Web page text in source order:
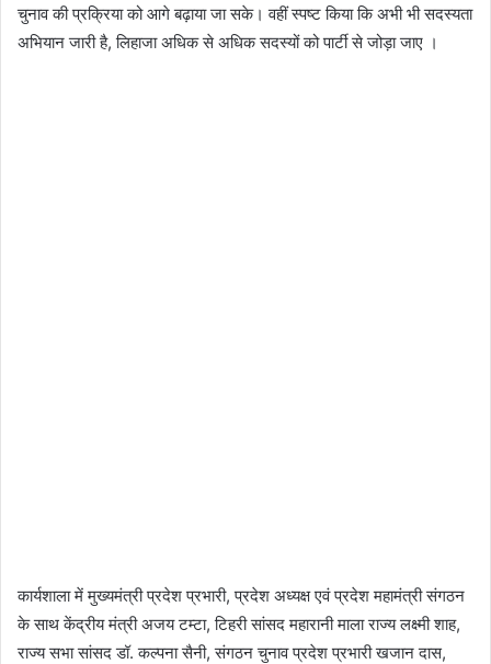
चुनाव की प्रक्रिया को आगे बढ़ाया जा सके। वहीं स्पष्ट किया कि अभी भी सदस्यता
अभियान जारी है, लिहाजा अधिक से अधिक सदस्यों को पार्टी से जोड़ा जाए ।
कार्यशाला में मुख्यमंत्री प्रदेश प्रभारी, प्रदेश अध्यक्ष एवं प्रदेश महामंत्री संगठन
के साथ केंद्रीय मंत्री अजय टम्टा, टिहरी सांसद महारानी माला राज्य लक्ष्मी शाह,
राज्य सभा सांसद डॉ. कल्पना सैनी, संगठन चुनाव प्रदेश प्रभारी खजान दास,